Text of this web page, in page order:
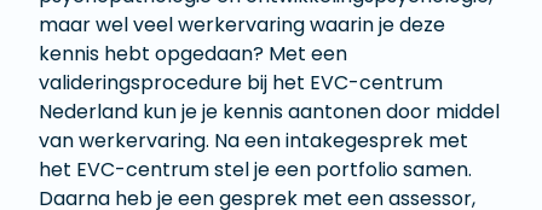
maar wel veel werkervaring waarin je deze
kennis hebt opgedaan? Met een
valideringsprocedure bij het EVC-centrum
Nederland kun je je kennis aantonen door middel
van werkervaring. Na een intakegesprek met
het EVC-centrum stel je een portfolio samen.
Daarna heb je een gesprek met een assessor,